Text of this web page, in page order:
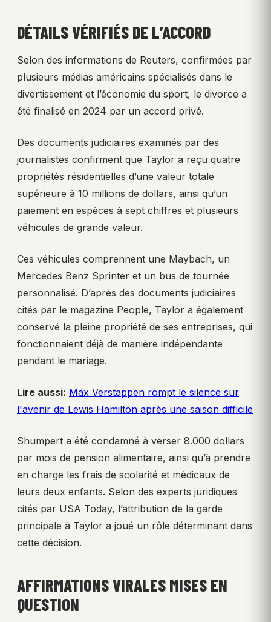
DÉTAILS VÉRIFIÉS DE L’ACCORD
Selon des informations de Reuters, confirmées par
plusieurs médias américains spécialisés dans le
divertissement et l’économie du sport, le divorce a
été finalisé en 2024 par un accord privé.
Des documents judiciaires examinés par des
journalistes confirment que Taylor a reçu quatre
propriétés résidentielles d’une valeur totale
supérieure à 10 millions de dollars, ainsi qu’un
paiement en espèces à sept chiffres et plusieurs
véhicules de grande valeur.
Ces véhicules comprennent une Maybach, un
Mercedes Benz Sprinter et un bus de tournée
personnalisé. D’après des documents judiciaires
cités par le magazine People, Taylor a également
conservé la pleine propriété de ses entreprises, qui
fonctionnaient déjà de manière indépendante
pendant le mariage.
Lire aussi: Max Verstappen rompt le silence sur
l'avenir de Lewis Hamilton après une saison difficile
Shumpert a été condamné à verser 8.000 dollars
par mois de pension alimentaire, ainsi qu’à prendre
en charge les frais de scolarité et médicaux de
leurs deux enfants. Selon des experts juridiques
cités par USA Today, l’attribution de la garde
principale à Taylor a joué un rôle déterminant dans
cette décision.
AFFIRMATIONS VIRALES MISES EN
QUESTION